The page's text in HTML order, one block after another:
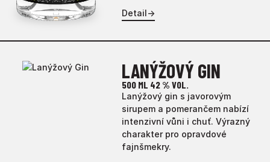
Detail→
LANÝŽOVÝ GIN
500 ML 42 % VOL.
Lanýžový gin s javorovým
sirupem a pomerančem nabízí
intenzivní vůni i chuť. Výrazný
charakter pro opravdové
fajnšmekry.